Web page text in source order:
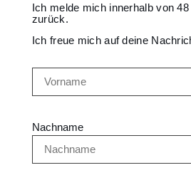
Ich melde mich innerhalb von
zurück.
Ich freue mich auf deine
Nachname